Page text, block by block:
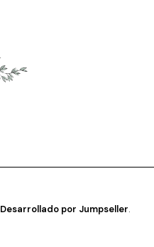
Desarrollado por Jumpseller.